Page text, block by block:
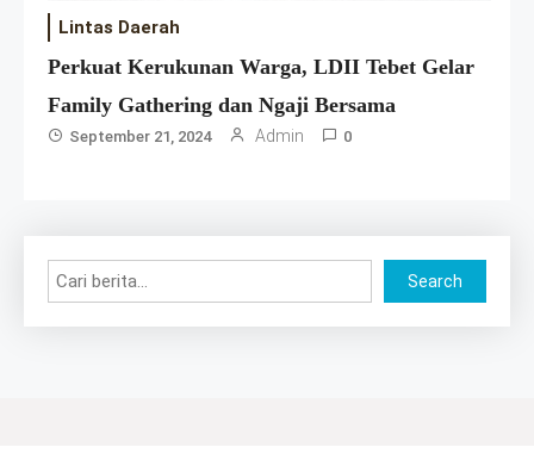
Lintas Daerah
Perkuat Kerukunan Warga, LDII Tebet Gelar
Family Gathering dan Ngaji Bersama
September 21, 2024 Admin 0
Search Search